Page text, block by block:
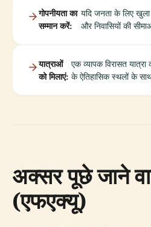
गोपनीयता का
सम्मान करें:
यदि जनता के लिए
और निवासियों की
यात्राओं
को मिलाएं:
एक व्यापक विरासत
के ऐतिहासिक स्थलों के
अक्सर पूछे जाने
(एफएक्यू)